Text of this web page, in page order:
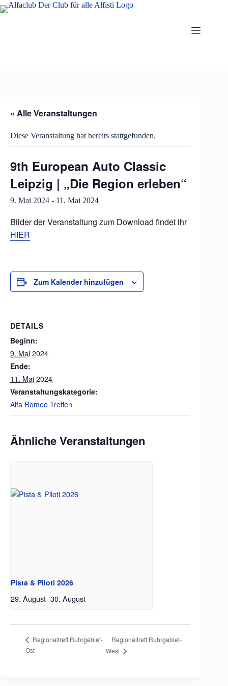
Zum
Inhalt
« Alle Veranstaltungen
Diese Veranstaltung hat bereits stattgefunden.
9th European Auto Classic
Leipzig | „Die Region erleben“
9. Mai 2024 - 11. Mai 2024
Bilder der Veranstaltung zum Download findet ihr
HIER
Zum Kalender hinzufügen
DETAILS
Beginn:
9. Mai 2024
Ende:
11. Mai 2024
Veranstaltungskategorie:
Alfa Romeo Treffen
Ähnliche Veranstaltungen
Pista & Piloti 2026
29. August-30. August
Regionaltreff Ruhrgebiet-
Ost
Regionaltreff Ruhrgebiet-
West